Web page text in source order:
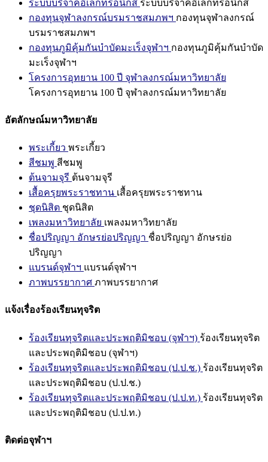
ระบบบริจาคอิเล็กทรอนิกส์ ระบบบริจาคอิเล็กทรอนิกส์
กองทุนจุฬาลงกรณ์บรมราชสมภพฯ กองทุนจุฬาลงกรณ์
บรมราชสมภพฯ
กองทุนภูมิคุ้มกันบำบัดมะเร็งจุฬาฯ กองทุนภูมิคุ้มกันบำบัด
มะเร็งจุฬาฯ
โครงการอุทยาน 100 ปี จุฬาลงกรณ์มหาวิทยาลัย
โครงการอุทยาน 100 ปี จุฬาลงกรณ์มหาวิทยาลัย
อัตลักษณ์มหาวิทยาลัย
พระเกี้ยว พระเกี้ยว
สีชมพู สีชมพู
ต้นจามจุรี ต้นจามจุรี
เสื้อครุยพระราชทาน เสื้อครุยพระราชทาน
ชุดนิสิต ชุดนิสิต
เพลงมหาวิทยาลัย เพลงมหาวิทยาลัย
ชื่อปริญญา อักษรย่อปริญญา ชื่อปริญญา อักษรย่อ
ปริญญา
แบรนด์จุฬาฯ แบรนด์จุฬาฯ
ภาพบรรยากาศ ภาพบรรยากาศ
แจ้งเรื่องร้องเรียนทุจริต
ร้องเรียนทุจริตและประพฤติมิชอบ (จุฬาฯ) ร้องเรียนทุจริต
และประพฤติมิชอบ (จุฬาฯ)
ร้องเรียนทุจริตและประพฤติมิชอบ (ป.ป.ช.) ร้องเรียนทุจริต
และประพฤติมิชอบ (ป.ป.ช.)
ร้องเรียนทุจริตและประพฤติมิชอบ (ป.ป.ท.) ร้องเรียนทุจริต
และประพฤติมิชอบ (ป.ป.ท.)
ติดต่อจุฬาฯ